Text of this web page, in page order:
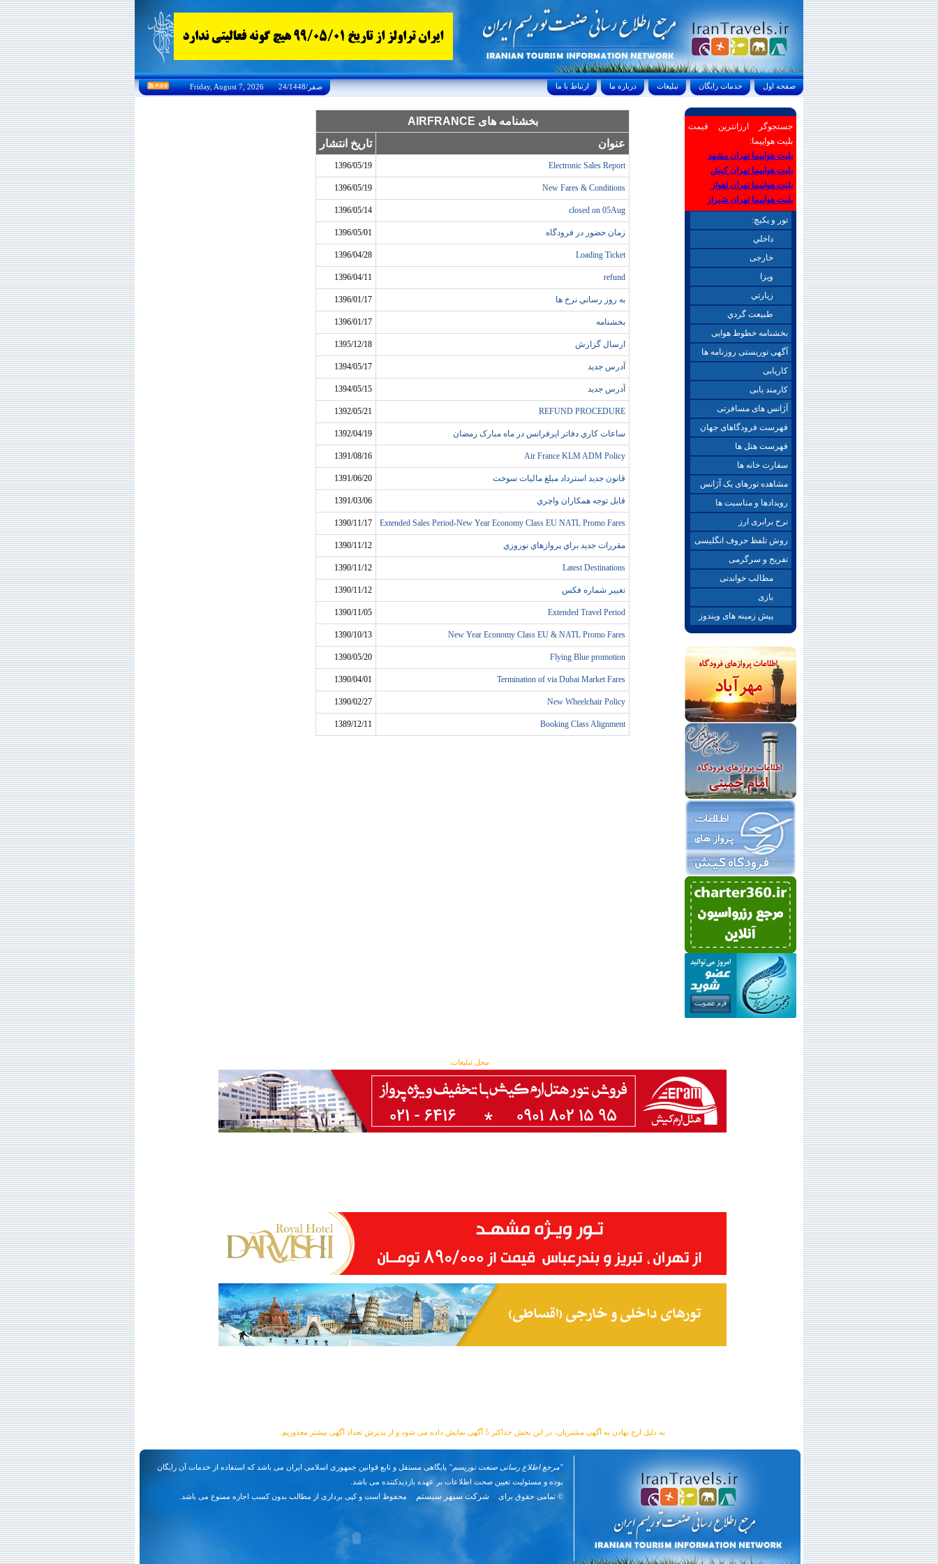
Friday, August 7, 2026 24/صفر/1448 ارتباط با ما درباره ما تبليغات خدمات رايگان صفحه اول
بخشنامه های AIRFRANCE
عنوان
تاریخ انتشار
Electronic Sales Report
1396/05/19
New Fares & Conditions
1396/05/19
closed on 05Aug
1396/05/14
زمان حضور در فرودگاه 1396/05/01
Loading Ticket
1396/04/28
refund
1396/04/11
به روز رساني نرخ ها 1396/01/17
بخشنامه 1396/01/17
ارسال گزارش 1395/12/18
آدرس جديد 1394/05/17
آدرس جديد 1394/05/15
REFUND PROCEDURE
1392/05/21
ساعات کاري دفاتر ايرفرانس در ماه مبارک رمضان 1392/04/19
Air France KLM ADM Policy
1391/08/16
قانون جديد استرداد مبلغ ماليات سوخت 1391/06/20
قابل توجه همکاران واچري 1391/03/06
Extended Sales Period-New Year Economy Class EU NATL Promo Fares
1390/11/17
مقررات جديد براي پروازهاي نوروزي 1390/11/12
Latest Destinations
1390/11/12
تغيير شماره فکس 1390/11/12
Extended Travel Period
1390/11/05
New Year Economy Class EU & NATL Promo Fares
1390/10/13
Flying Blue promotion
1390/05/20
Termination of via Dubai Market Fares
1390/04/01
New Wheelchair Policy
1390/02/27
Booking Class Alignment
1389/12/11
جستجوگر ارزانترین قیمت
بلیت هواپیما:
بلیت هواپیما تهران مشهد
بلیت هواپیما تهران کیش
بلیت هواپیما تهران اهواز
بلیت هواپیما تهران شیراز
تور و پکیچ:
داخلي
خارجی
ويزا
زيارتي
طبيعت گردي
بخشنامه خطوط هوایی
آگهی توریستی روزنامه ها
کاریابی
کارمند یابی
آژانس های مسافرتی
فهرست فرودگاهای جهان
فهرست هتل ها
سفارت خانه ها
مشاهده تورهای یک آژانس
رویدادها و مناسبت ها
نرخ برابری ارز
روش تلفظ حروف انگلیسی
تفریح و سرگرمی
مطالب خواندنی
بازی
پیش زمینه های ویندوز
محل تبلیغات:
به دلیل ارج نهادن به آگهی مشتریان، در این بخش حداکثر 5 آگهی نمایش داده می شود و از پذیرش تعداد آگهی بیشتر معذوریم.
"مرجع اطلاع رسانی صنعت توریسم" پایگاهی مستقل و تابع قوانین جمهوری اسلامی ایران می باشد که استفاده از خدمات آن رایگان
بوده و مسئوليت تعیین صحت اطلاعات بر عهده بازدیدکننده می باشد.
© تمامی حقوق برای
شرکت سپهر سیستم محفوظ است و کپی برداری از مطالب بدون کسب اجازه ممنوع می باشد.